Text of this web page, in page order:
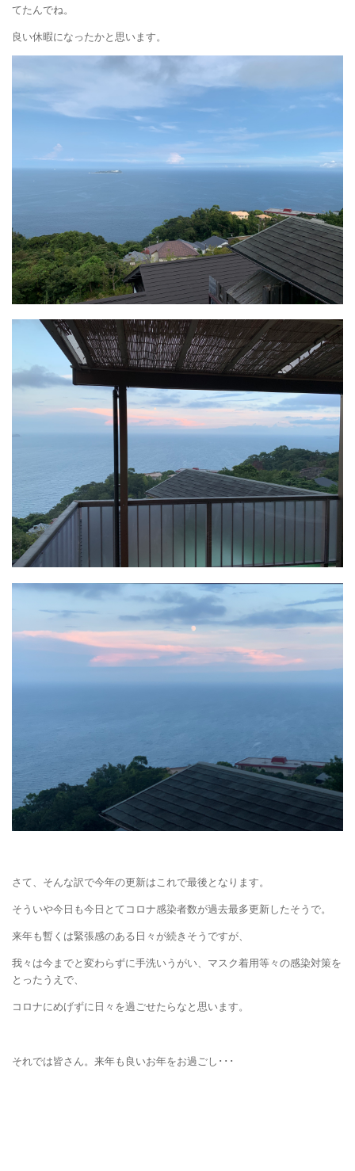
てたんでね。
良い休暇になったかと思います。
さて、そんな訳で今年の更新はこれで最後となります。
そういや今日も今日とてコロナ感染者数が過去最多更新したそうで。
来年も暫くは緊張感のある日々が続きそうですが、
我々は今までと変わらずに手洗いうがい、マスク着用等々の感染対策を
とったうえで、
コロナにめげずに日々を過ごせたらなと思います。
それでは皆さん。来年も良いお年をお過ごし･･･